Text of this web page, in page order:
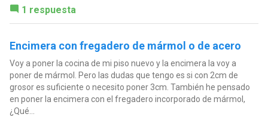
1 respuesta
Encimera con fregadero de mármol o de acero
Voy a poner la cocina de mi piso nuevo y la encimera la voy a
poner de mármol. Pero las dudas que tengo es si con 2cm de
grosor es suficiente o necesito poner 3cm. También he pensado
en poner la encimera con el fregadero incorporado de mármol,
¿Qué...